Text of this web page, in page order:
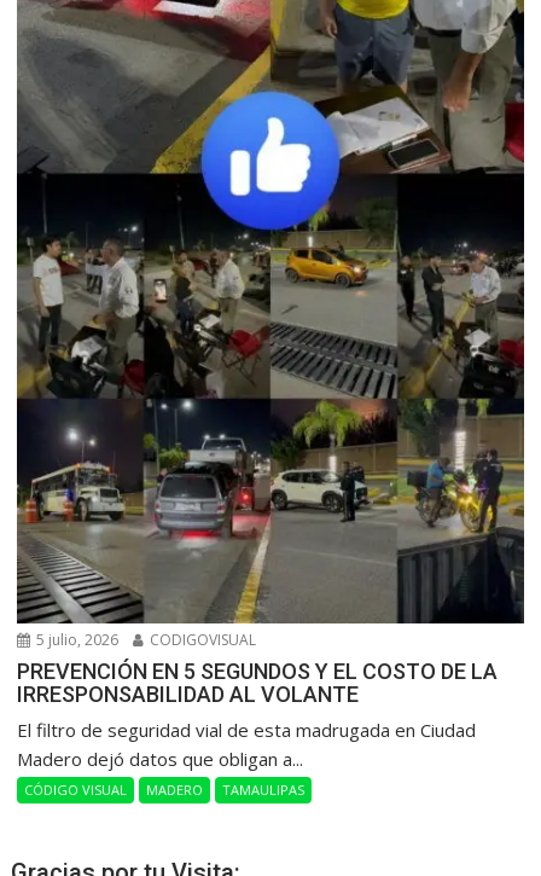
5 julio, 2026 CODIGOVISUAL
PREVENCIÓN EN 5 SEGUNDOS Y EL COSTO DE LA
IRRESPONSABILIDAD AL VOLANTE
​El filtro de seguridad vial de esta madrugada en Ciudad
Madero dejó datos que obligan a...
CÓDIGO VISUAL MADERO TAMAULIPAS